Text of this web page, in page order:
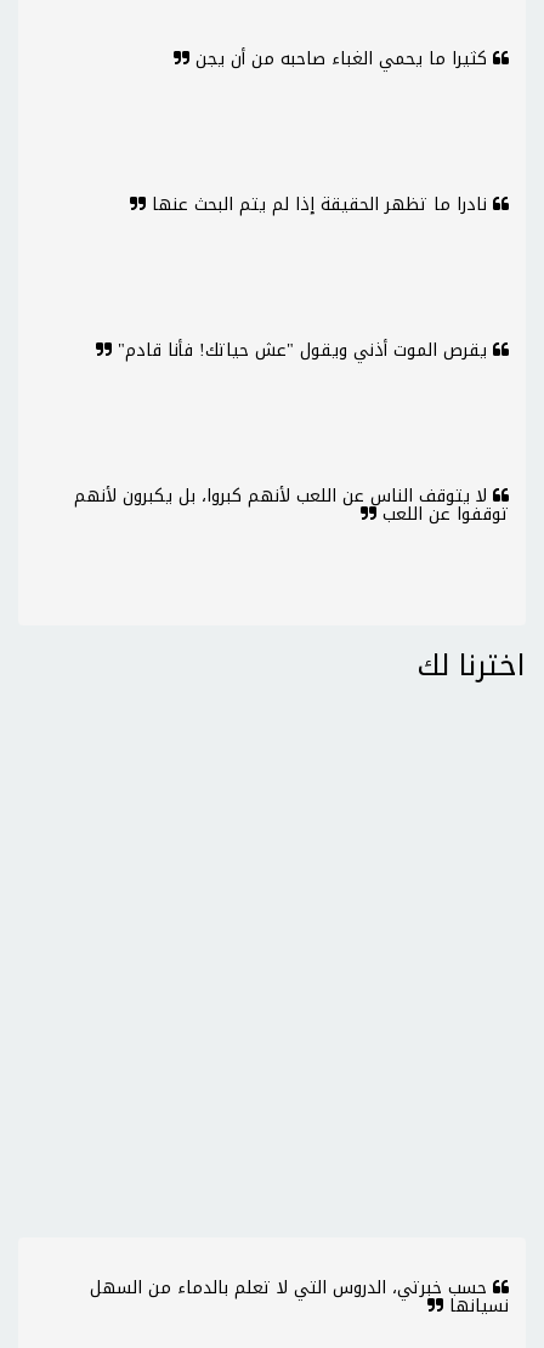
كثيرا ما يحمي الغباء صاحبه من أن يجن
نادرا ما تظهر الحقيقة إذا لم يتم البحث عنها
يقرص الموت أذني ويقول "عش حياتك! فأنا قادم"
لا يتوقف الناس عن اللعب لأنهم كبروا، بل يكبرون لأنهم
توقفوا عن اللعب
اخترنا لك
حسب خبرتي، الدروس التي لا تعلم بالدماء من السهل
نسيانها